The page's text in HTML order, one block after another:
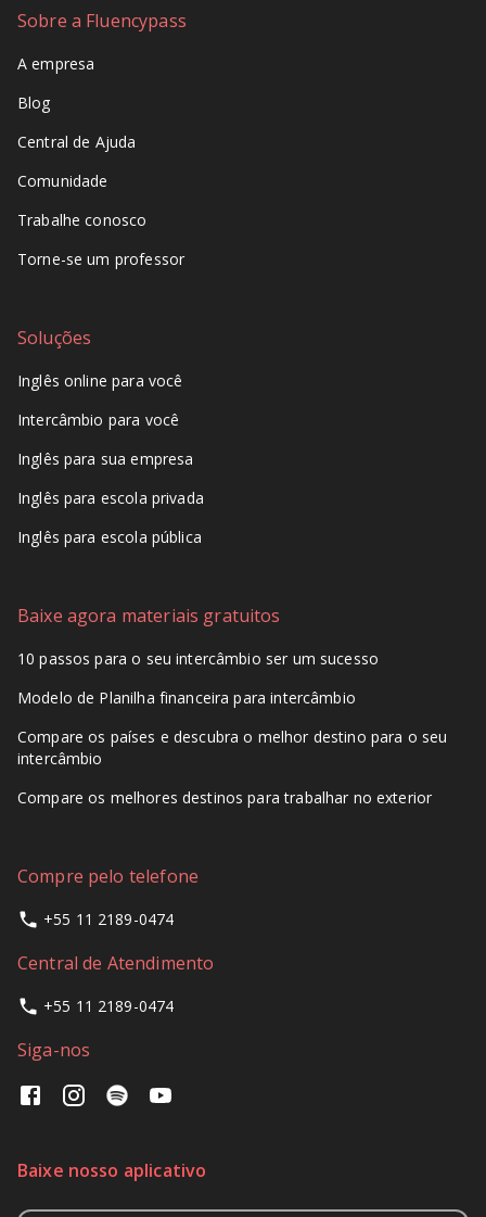
Sobre a Fluencypass
A empresa
Blog
Central de Ajuda
Comunidade
Trabalhe conosco
Torne-se um professor
Soluções
Inglês online para você
Intercâmbio para você
Inglês para sua empresa
Inglês para escola privada
Inglês para escola pública
Baixe agora materiais gratuitos
10 passos para o seu intercâmbio ser um sucesso
Modelo de Planilha financeira para intercâmbio
Compare os países e descubra o melhor destino para o seu
intercâmbio
Compare os melhores destinos para trabalhar no exterior
Compre pelo telefone
+55 11 2189-0474
Central de Atendimento
+55 11 2189-0474
Siga-nos
Baixe nosso aplicativo